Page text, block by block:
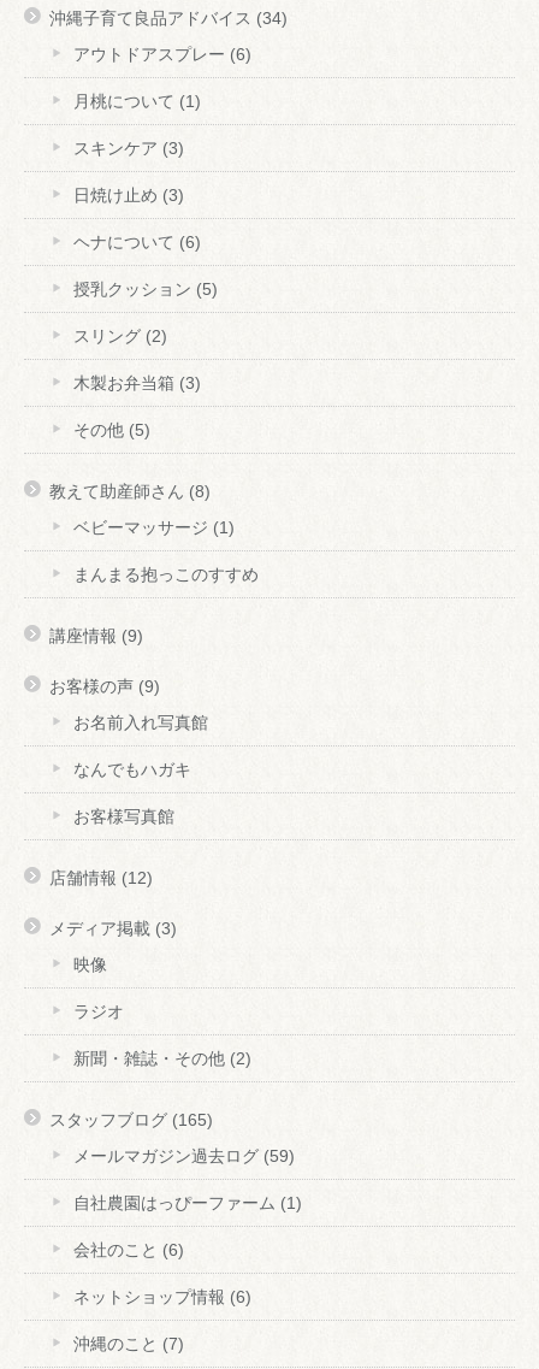
沖縄子育て良品アドバイス (34)
アウトドアスプレー (6)
月桃について (1)
スキンケア (3)
日焼け止め (3)
ヘナについて (6)
授乳クッション (5)
スリング (2)
木製お弁当箱 (3)
その他 (5)
教えて助産師さん (8)
ベビーマッサージ (1)
まんまる抱っこのすすめ
講座情報 (9)
お客様の声 (9)
お名前入れ写真館
なんでもハガキ
お客様写真館
店舗情報 (12)
メディア掲載 (3)
映像
ラジオ
新聞・雑誌・その他 (2)
スタッフブログ (165)
メールマガジン過去ログ (59)
自社農園はっぴーファーム (1)
会社のこと (6)
ネットショップ情報 (6)
沖縄のこと (7)